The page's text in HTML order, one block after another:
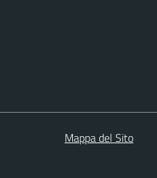
Mappa del Sito